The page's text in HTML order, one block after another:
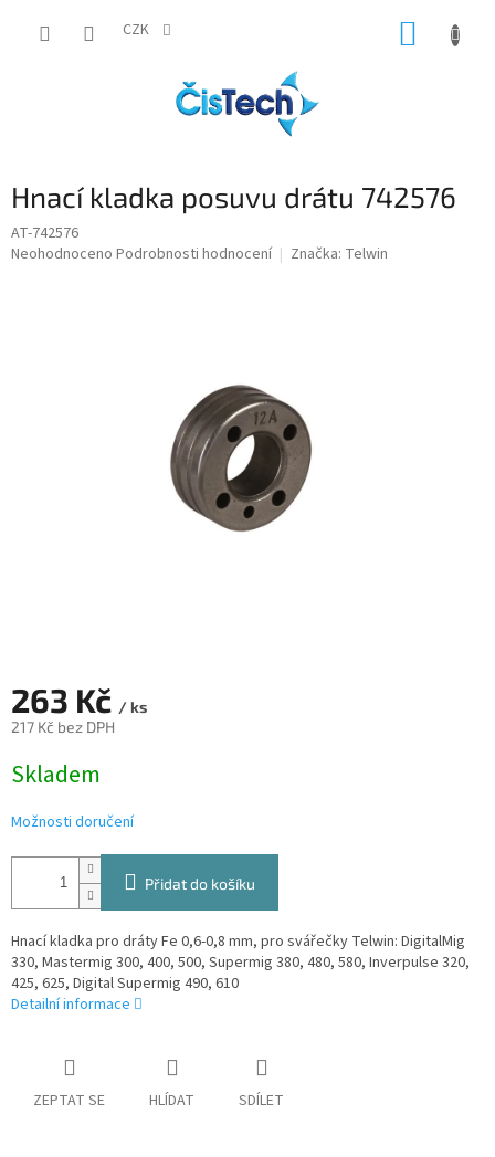
CZK
Hnací kladka posuvu drátu 742576
AT-742576
Průměrné
Neohodnoceno Podrobnosti hodnocení Značka: Telwin
263 Kč / ks
217 Kč bez DPH
cena:
Skladem
Možnosti doručení
Přidat do košíku
Hnací kladka pro dráty Fe 0,6-0,8 mm, pro svářečky Telwin: DigitalMig
330, Mastermig 300, 400, 500, Supermig 380, 480, 580, Inverpulse 320,
425, 625, Digital Supermig 490, 610
Detailní informace
ZEPTAT SE HLÍDAT SDÍLET